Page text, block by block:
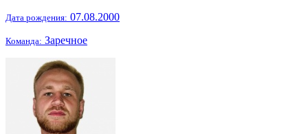
Дата рождения: 07.08.2000
Команда: Заречное